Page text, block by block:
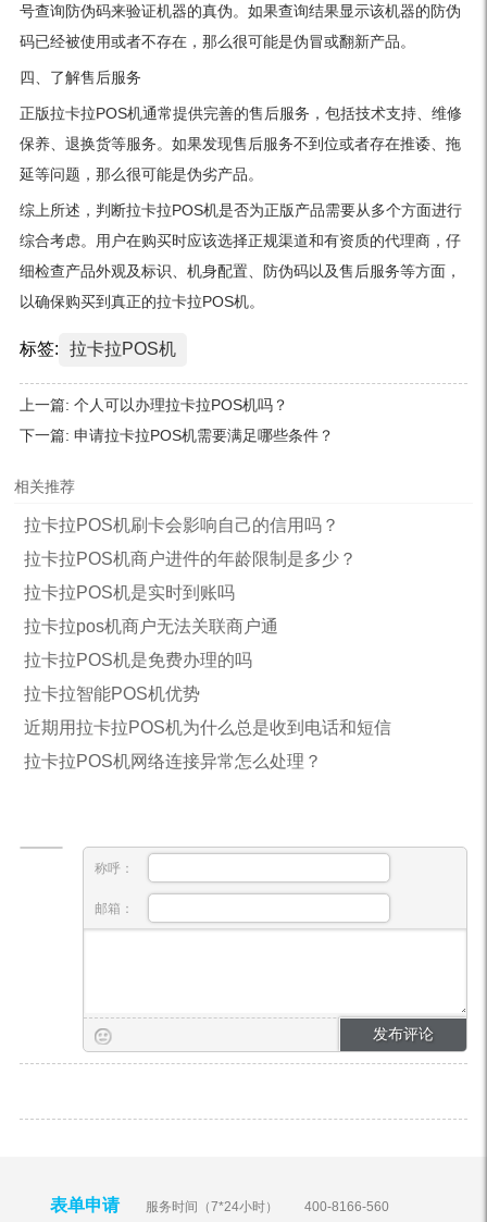
号查询防伪码来验证机器的真伪。如果查询结果显示该机器的防伪
码已经被使用或者不存在，那么很可能是伪冒或翻新产品。
四、了解售后服务
正版拉卡拉POS机通常提供完善的售后服务，包括技术支持、维修
保养、退换货等服务。如果发现售后服务不到位或者存在推诿、拖
延等问题，那么很可能是伪劣产品。
综上所述，判断拉卡拉POS机是否为正版产品需要从多个方面进行
综合考虑。用户在购买时应该选择正规渠道和有资质的代理商，仔
细检查产品外观及标识、机身配置、防伪码以及售后服务等方面，
以确保购买到真正的拉卡拉POS机。
标签: 拉卡拉POS机
上一篇: 个人可以办理拉卡拉POS机吗？
下一篇: 申请拉卡拉POS机需要满足哪些条件？
相关推荐
拉卡拉POS机刷卡会影响自己的信用吗？
拉卡拉POS机商户进件的年龄限制是多少？
拉卡拉POS机是实时到账吗
拉卡拉pos机商户无法关联商户通
拉卡拉POS机是免费办理的吗
拉卡拉智能POS机优势
近期用拉卡拉POS机为什么总是收到电话和短信
拉卡拉POS机网络连接异常怎么处理？
称呼：
邮箱：
表单申请 服务时间（7*24小时） 400-8166-560